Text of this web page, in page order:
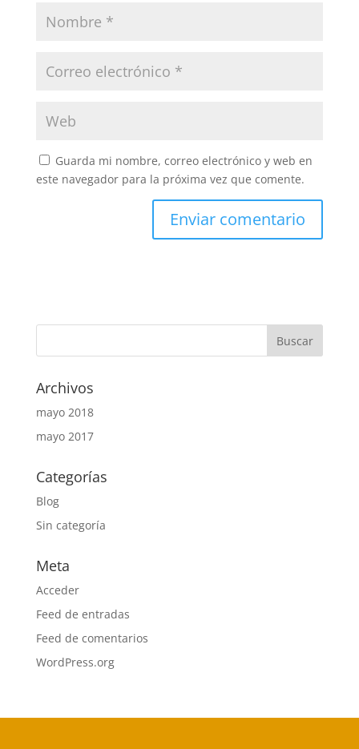
Guarda mi nombre, correo electrónico y web en
este navegador para la próxima vez que comente.
Archivos
mayo 2018
mayo 2017
Categorías
Blog
Sin categoría
Meta
Acceder
Feed de entradas
Feed de comentarios
WordPress.org